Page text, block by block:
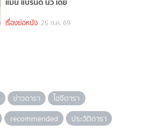
เรื่องย่อหนัง 26 ก.ค. 69
ข่าวดารา
ไอจีดารา
recommended
ประวัติดารา